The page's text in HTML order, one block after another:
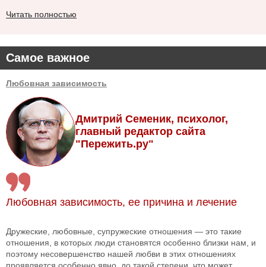
Самое важное
Любовная зависимость
Дмитрий Семеник, психолог,
главный редактор сайта
"Пережить.ру"
Любовная зависимость, ее причина и лечение
Дружеские, любовные, супружеские отношения — это такие
отношения, в которых люди становятся особенно близки нам, и
поэтому несовершенство нашей любви в этих отношениях
Читать полностью